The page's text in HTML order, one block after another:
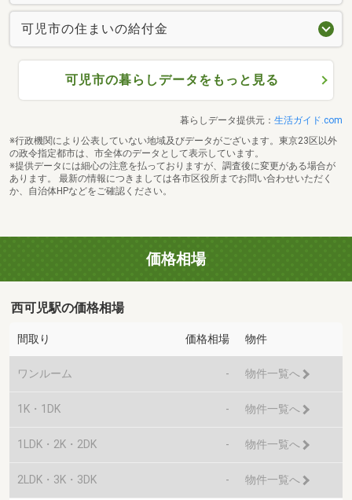
可児市の住まいの給付金
可児市の暮らしデータをもっと見る
暮らしデータ提供元： 生活ガイド.com
※行政機関により公表していない地域及びデータがございます。東京23区以外
の政令指定都市は、市全体のデータとして表示しています。
※提供データには細心の注意を払っておりますが、調査後に変更がある場合が
あります。 最新の情報につきましては各市区役所までお問い合わせいただく
か、自治体HPなどをご確認ください。
価格相場
西可児駅の価格相場
間取り 価格相場 物件
ワンルーム - 物件一覧へ
1K・1DK - 物件一覧へ
1LDK・2K・2DK - 物件一覧へ
2LDK・3K・3DK - 物件一覧へ